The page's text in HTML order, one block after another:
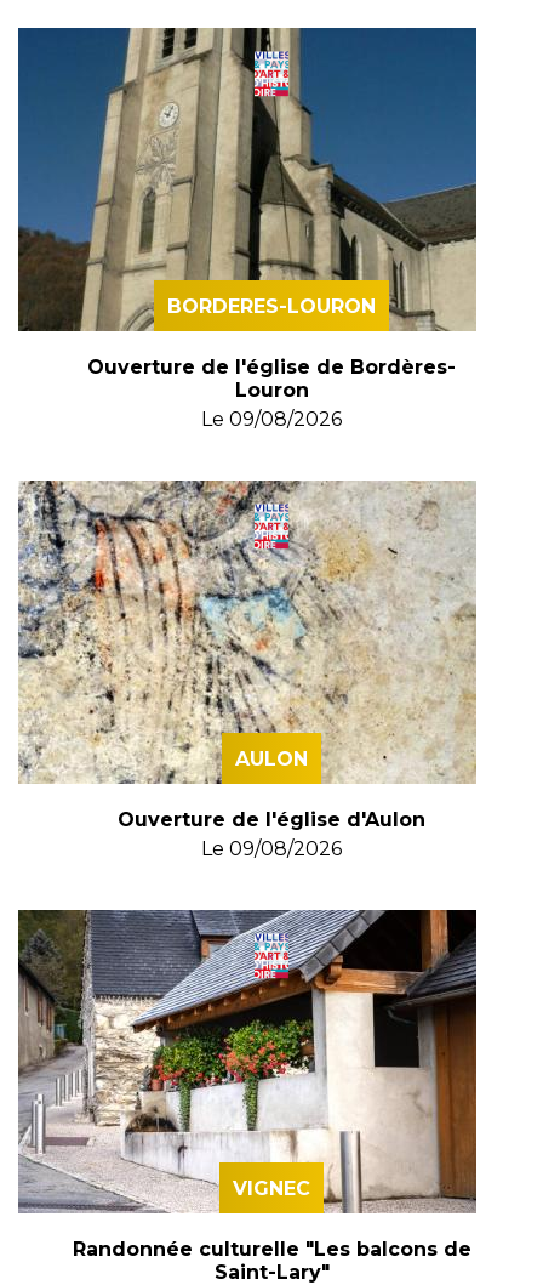
BORDERES-LOURON
Ouverture de l'église de Bordères-
Louron
Le 09/08/2026
AULON
Ouverture de l'église d'Aulon
Le 09/08/2026
VIGNEC
Randonnée culturelle "Les balcons de
Saint-Lary"